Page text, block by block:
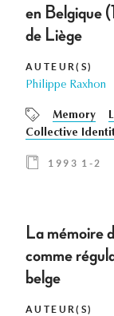
en Belgique
de Liège
AUTEUR(S)
Philippe Raxhon
Memory
Collective
1993 1-2
La mémoire
comme
belge
AUTEUR(S)